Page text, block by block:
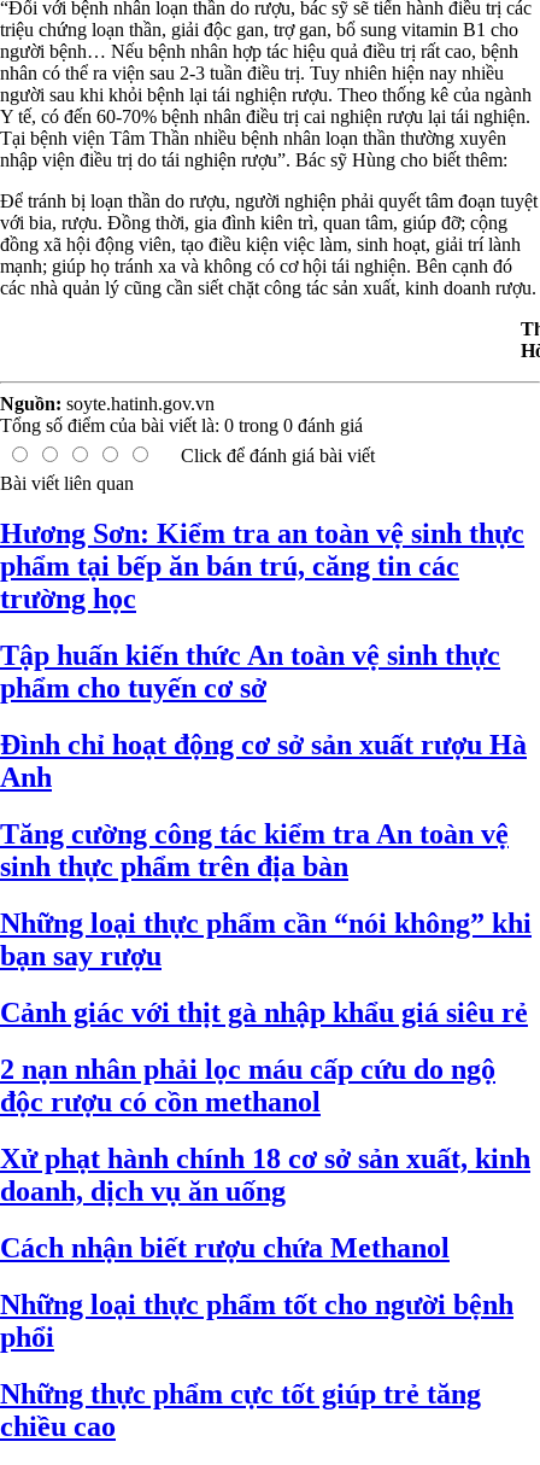
“Đối với bệnh nhân loạn thần do rượu, bác sỹ sẽ tiến hành điều trị các
triệu chứng loạn thần, giải độc gan, trợ gan, bổ sung vitamin B1 cho
người bệnh… Nếu bệnh nhân hợp tác hiệu quả điều trị rất cao, bệnh
nhân có thể ra viện sau 2-3 tuần điều trị. Tuy nhiên hiện nay nhiều
người sau khi khỏi bệnh lại tái nghiện rượu. Theo thống kê của ngành
Y tế, có đến 60-70% bệnh nhân điều trị cai nghiện rượu lại tái nghiện.
Tại bệnh viện Tâm Thần nhiều bệnh nhân loạn thần thường xuyên
nhập viện điều trị do tái nghiện rượu”. Bác sỹ Hùng cho biết thêm:
Để tránh bị loạn thần do rượu, người nghiện phải quyết tâm đoạn tuyệt
với bia, rượu. Đồng thời, gia đình kiên trì, quan tâm, giúp đỡ; cộng
đồng xã hội động viên, tạo điều kiện việc làm, sinh hoạt, giải trí lành
mạnh; giúp họ tránh xa và không có cơ hội tái nghiện. Bên cạnh đó
các nhà quản lý cũng cần siết chặt công tác sản xuất, kinh doanh rượu.
Nguồn: soyte.hatinh.gov.vn
Tổng số điểm của bài viết là: 0 trong 0 đánh giá
Click để đánh giá bài viết
Bài viết liên quan
Hương Sơn: Kiểm tra an toàn vệ sinh thực
phẩm tại bếp ăn bán trú, căng tin các
trường học
Tập huấn kiến thức An toàn vệ sinh thực
phẩm cho tuyến cơ sở
Đình chỉ hoạt động cơ sở sản xuất rượu Hà
Anh
Tăng cường công tác kiểm tra An toàn vệ
sinh thực phẩm trên địa bàn
Những loại thực phẩm cần “nói không” khi
bạn say rượu
Cảnh giác với thịt gà nhập khẩu giá siêu rẻ
2 nạn nhân phải lọc máu cấp cứu do ngộ
độc rượu có cồn methanol
Xử phạt hành chính 18 cơ sở sản xuất, kinh
doanh, dịch vụ ăn uống
Cách nhận biết rượu chứa Methanol
Những loại thực phẩm tốt cho người bệnh
phổi
Những thực phẩm cực tốt giúp trẻ tăng
chiều cao